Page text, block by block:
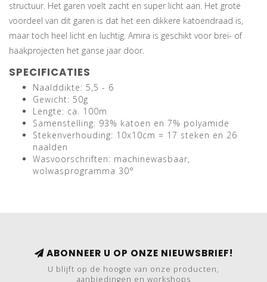
structuur. Het garen voelt zacht en super licht aan. Het grote
voordeel van dit garen is dat het een dikkere katoendraad is,
maar toch heel licht en luchtig. Amira is geschikt voor brei- of
haakprojecten het ganse jaar door.
SPECIFICATIES
Naalddikte: 5,5 - 6
Gewicht: 50g
Lengte: ca. 100m
Samenstelling: 93% katoen en 7% polyamide
Stekenverhouding: 10x10cm = 17 steken en 26
naalden
Wasvoorschriften: machinewasbaar,
wolwasprogramma 30°
ABONNEER U OP ONZE NIEUWSBRIEF!
U blijft op de hoogte van onze producten,
aanbiedingen en workshops